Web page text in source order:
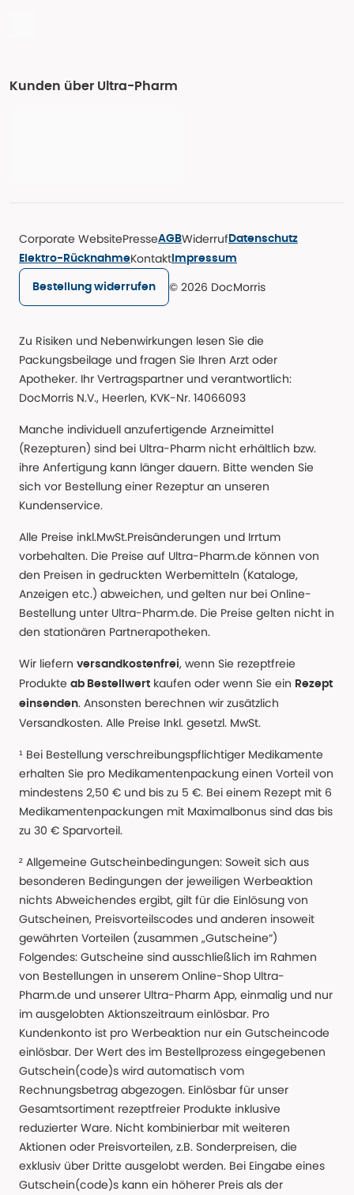
Kunden über Ultra-Pharm
Corporate WebsitePresseAGBWiderruf Datenschutz
Elektro-RücknahmeKontakt Impressum
Bestellung widerrufen © 2026 DocMorris
Zu Risiken und Nebenwirkungen lesen Sie die
Packungsbeilage und fragen Sie Ihren Arzt oder
Apotheker. Ihr Vertragspartner und verantwortlich:
DocMorris N.V., Heerlen, KVK-Nr. 14066093
Manche individuell anzufertigende Arzneimittel
(Rezepturen) sind bei Ultra-Pharm nicht erhältlich bzw.
ihre Anfertigung kann länger dauern. Bitte wenden Sie
sich vor Bestellung einer Rezeptur an unseren
Kundenservice.
Alle Preise inkl.MwSt.Preisänderungen und Irrtum
vorbehalten. Die Preise auf Ultra-Pharm.de können von
den Preisen in gedruckten Werbemitteln (Kataloge,
Anzeigen etc.) abweichen, und gelten nur bei Online-
Bestellung unter Ultra-Pharm.de. Die Preise gelten nicht in
den stationären Partnerapotheken.
Wir liefern versandkostenfrei, wenn Sie rezeptfreie
Produkte ab Bestellwert kaufen oder wenn Sie ein Rezept
einsenden. Ansonsten berechnen wir zusätzlich
Versandkosten. Alle Preise Inkl. gesetzl. MwSt.
¹ Bei Bestellung verschreibungspflichtiger Medikamente
erhalten Sie pro Medikamentenpackung einen Vorteil von
mindestens 2,50 € und bis zu 5 €. Bei einem Rezept mit 6
Medikamentenpackungen mit Maximalbonus sind das bis
zu 30 € Sparvorteil.
² Allgemeine Gutscheinbedingungen: Soweit sich aus
besonderen Bedingungen der jeweiligen Werbeaktion
nichts Abweichendes ergibt, gilt für die Einlösung von
Gutscheinen, Preisvorteilscodes und anderen insoweit
gewährten Vorteilen (zusammen „Gutscheine“)
Folgendes: Gutscheine sind ausschließlich im Rahmen
von Bestellungen in unserem Online-Shop Ultra-
Pharm.de und unserer Ultra-Pharm App, einmalig und nur
im ausgelobten Aktionszeitraum einlösbar. Pro
Kundenkonto ist pro Werbeaktion nur ein Gutscheincode
einlösbar. Der Wert des im Bestellprozess eingegebenen
Gutschein(code)s wird automatisch vom
Rechnungsbetrag abgezogen. Einlösbar für unser
Gesamtsortiment rezeptfreier Produkte inklusive
reduzierter Ware. Nicht kombinierbar mit weiteren
Aktionen oder Preisvorteilen, z.B. Sonderpreisen, die
exklusiv über Dritte ausgelobt werden. Bei Eingabe eines
Gutschein(code)s kann ein höherer Preis als der